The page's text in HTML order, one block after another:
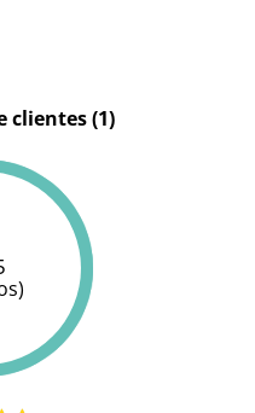
clientes (1)